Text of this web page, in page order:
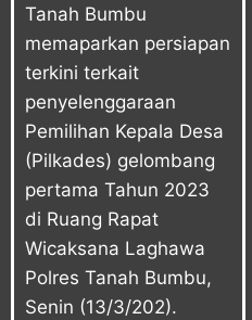
Tanah Bumbu
memaparkan persiapan
terkini terkait
penyelenggaraan
Pemilihan Kepala Desa
(Pilkades) gelombang
pertama Tahun 2023
di Ruang Rapat
Wicaksana Laghawa
Polres Tanah Bumbu,
Senin (13/3/202).